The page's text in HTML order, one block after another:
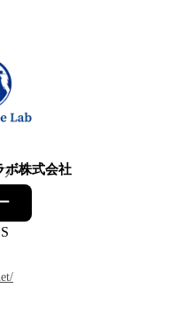
ボ株式会社
ー